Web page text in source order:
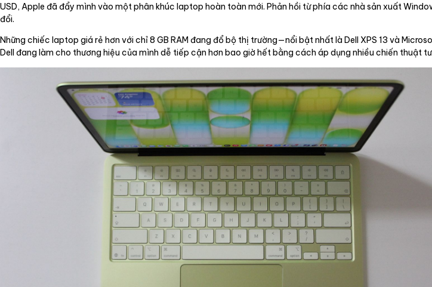
USD, Apple đã đẩy mình vào một phân khúc laptop hoàn toàn mới. Phản hồi từ phía các nhà sản xuất
đổi.
Những chiếc laptop giá rẻ hơn với chỉ 8 GB RAM đang đổ bộ thị trường—nổi bật nhất là Dell XPS 13 và
Dell đang làm cho thương hiệu của mình dễ tiếp cận hơn bao giờ hết bằng cách áp dụng nhiều chiến thuật